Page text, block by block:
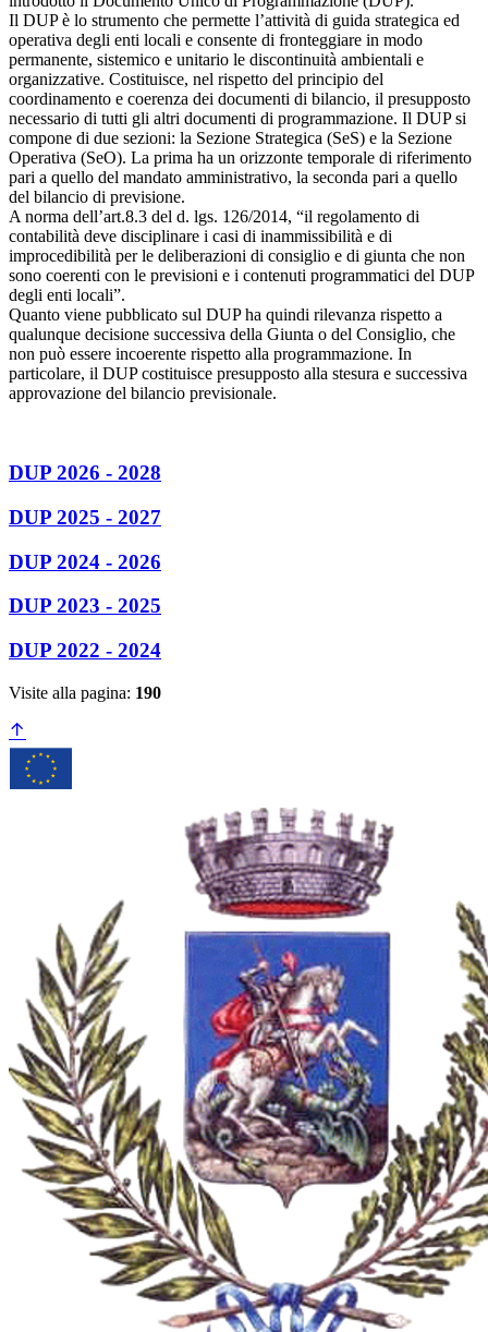
Il DUP è lo strumento che permette l’attività di guida strategica ed
operativa degli enti locali e consente di fronteggiare in modo
permanente, sistemico e unitario le discontinuità ambientali e
organizzative. Costituisce, nel rispetto del principio del
coordinamento e coerenza dei documenti di bilancio, il presupposto
necessario di tutti gli altri documenti di programmazione. Il DUP si
compone di due sezioni: la Sezione Strategica (SeS) e la Sezione
Operativa (SeO). La prima ha un orizzonte temporale di riferimento
pari a quello del mandato amministrativo, la seconda pari a quello
del bilancio di previsione.
A norma dell’art.8.3 del d. lgs. 126/2014, “il regolamento di
contabilità deve disciplinare i casi di inammissibilità e di
improcedibilità per le deliberazioni di consiglio e di giunta che non
sono coerenti con le previsioni e i contenuti programmatici del DUP
degli enti locali”.
Quanto viene pubblicato sul DUP ha quindi rilevanza rispetto a
qualunque decisione successiva della Giunta o del Consiglio, che
non può essere incoerente rispetto alla programmazione. In
particolare, il DUP costituisce presupposto alla stesura e successiva
approvazione del bilancio previsionale.
DUP 2026 - 2028
DUP 2025 - 2027
DUP 2024 - 2026
DUP 2023 - 2025
DUP 2022 - 2024
Visite alla pagina: 190